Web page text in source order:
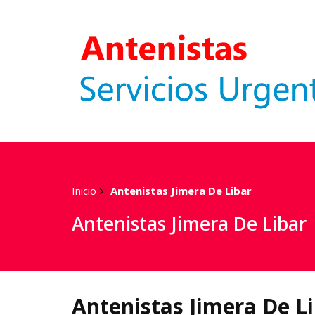
Inicio Antenistas Jimera De Libar
Antenistas Jimera De Libar
Antenistas Jimera De